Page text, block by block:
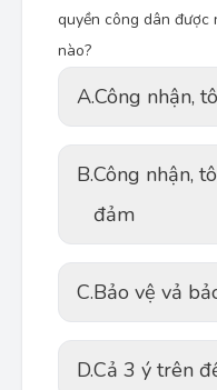
quyền công dân được
nào?
A.Công nhận,
B.Công nhận,
đảm
C.Bảo vệ vả
D.Cả 3 ý trên